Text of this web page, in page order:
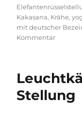
Kakasana, Krähe,
mit deutscher
Kommentarzu
Pose
Stellung